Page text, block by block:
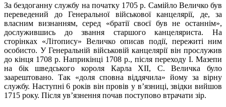
За бездоганну службу на початку 1705 р. Самійло Величко був
переведений до Генеральної військової канцелярії, де, за
власним визнанням, серед «братії своєї був не останнім»,
дослужившись до звання старшого канцеляриста. На
сторінках «Літопису» Величко описав події, пережиті ним
особисто. У Генеральній військовій канцелярії він прослужив
до кінця 1708 р. Наприкінці 1708 р., після переходу І. Мазепи
на бік шведського короля Карла ХІІ, С. Величка було
заарештовано. Так «доля сповна віддячила» йому за вірну
службу. Наступні 6 років він провів у в’язниці, звідки вийшов
1715 року. Після ув’язнення почав поступово втрачати зір.